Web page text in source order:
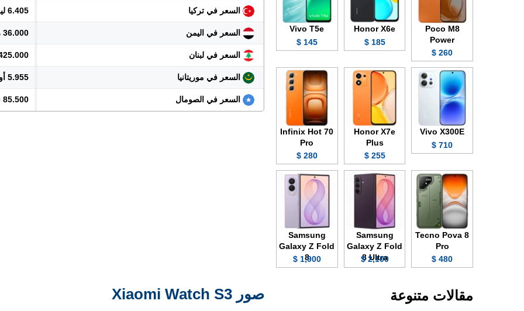
السعر في تركيا 6.405 ليرة
السعر في اليمن 36.000 ريال
السعر في لبنان
السعر في موريتانيا 5.955 أوقية
السعر في الصومال 85.500 شلن
صور Xiaomi Watch S3
Poco M8
Power
260 $
Honor X6e
185 $
Vivo T5e
145 $
Vivo X300E
710 $
Honor X7e
Plus
255 $
Infinix Hot 70
Pro
280 $
Tecno Pova 8
Pro
480 $
Samsung
Galaxy Z Fold
8 Ultra
2,100 $
Samsung
Galaxy Z Fold
8
1,900 $
مقالات متنوعة